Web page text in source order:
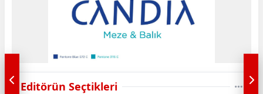
Editörün Seçtikleri